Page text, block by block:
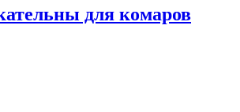
для комаров